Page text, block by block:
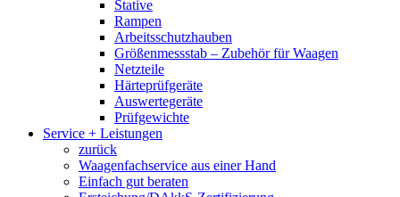
Stative
Rampen
Arbeitsschutzhauben
Größenmessstab – Zubehör für Waagen
Netzteile
Härteprüfgeräte
Auswertegeräte
Prüfgewichte
Service + Leistungen
zurück
Waagenfachservice aus einer Hand
Einfach gut beraten